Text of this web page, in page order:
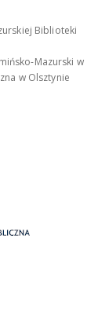
Biblioteki
Mazurski w
w Olsztynie